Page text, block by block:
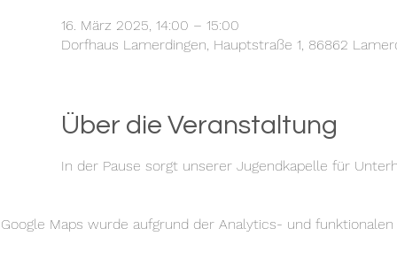
16. März 2025, 14:00 – 15:00
Dorfhaus Lamerdingen, Hauptstraße 1, 86862
Über die Veranstaltung
In der Pause sorgt unserer Jugendkapelle für
Google Maps wurde aufgrund der Analytics- und